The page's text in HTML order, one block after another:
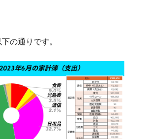
の通りです。